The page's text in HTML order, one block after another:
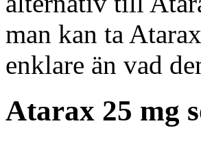
man kan ta
enklare än vad
Atarax 25 mg